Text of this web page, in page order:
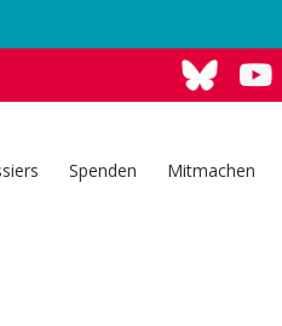
Spenden Mitmachen